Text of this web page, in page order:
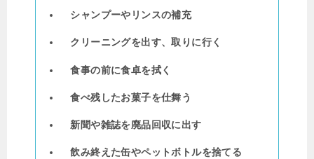
シャンプーやリンスの補充
クリーニングを出す、取りに行く
食事の前に食卓を拭く
食べ残したお菓子を仕舞う
新聞や雑誌を廃品回収に出す
飲み終えた缶やペットボトルを捨てる